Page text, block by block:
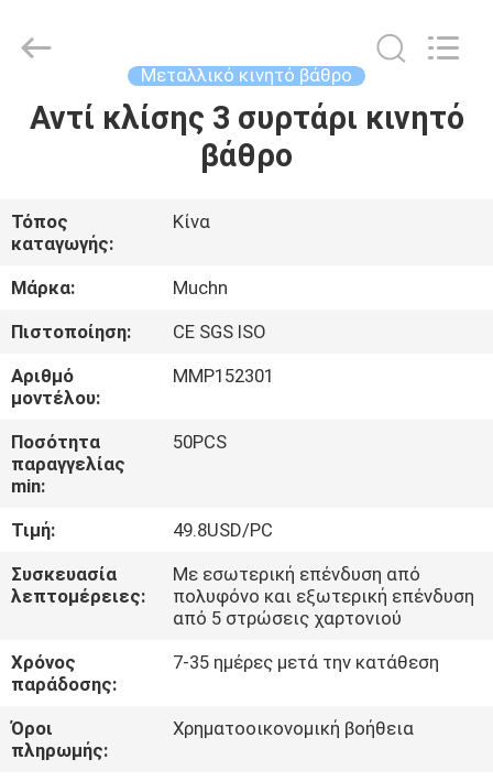
ΣΠΊΤΙ
ΠΕΡΊΠΟΥ
ΕΜΕΊΣ
ΓΎΡΟΣ
ΕΡΓΟΣΤΑΣΊΩΝ
ΠΟΙΟΤΙΚΌΣ
ΈΛΕΓΧΟΣ
ΜΑΣ
ΕΛΆΤΕ
ΣΕ
ΕΠΑΦΉ
ΜΕ
Rights
Reserved.
Μεταλλικό κινητό βάθρο
Αντί κλίσης 3 συρτάρι κινητό
βάθρο
Τόπος
καταγωγής:
Κίνα
Μάρκα:
Muchn
Πιστοποίηση:
CE SGS ISO
Αριθμό
μοντέλου:
MMP152301
Ποσότητα
παραγγελίας
min:
50PCS
Τιμή:
49.8USD/PC
Συσκευασία
λεπτομέρειες:
Με εσωτερική επένδυση από
πολυφόνο και εξωτερική επένδυση
από 5 στρώσεις χαρτονιού
Χρόνος
παράδοσης:
7-35 ημέρες μετά την κατάθεση
Όροι
πληρωμής:
Χρηματοοικονομική βοήθεια